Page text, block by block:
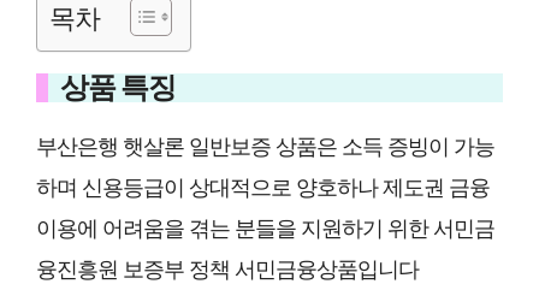
목차
상품 특징
부산은행 햇살론 일반보증 상품은 소득 증빙이 가능
하며 신용등급이 상대적으로 양호하나 제도권 금융
이용에 어려움을 겪는 분들을 지원하기 위한 서민금
융진흥원 보증부 정책 서민금융상품입니다